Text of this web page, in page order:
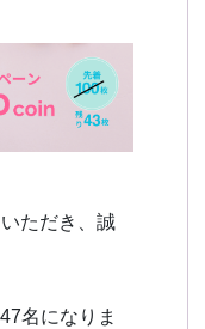
ただき、誠
名になりま